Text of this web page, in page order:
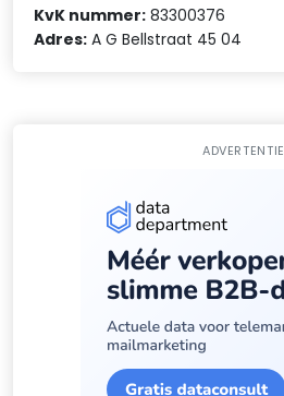
KvK nummer: 83300376
Adres: A G Bellstraat 45 04
ADVERTENTIE